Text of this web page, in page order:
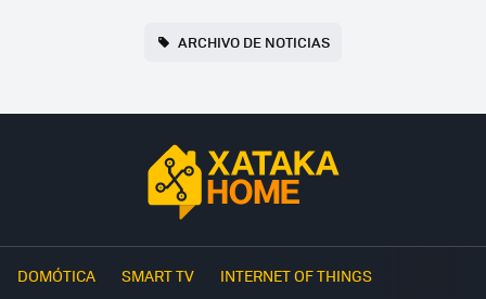
ARCHIVO DE NOTICIAS
DOMÓTICA SMART TV INTERNET OF THINGS